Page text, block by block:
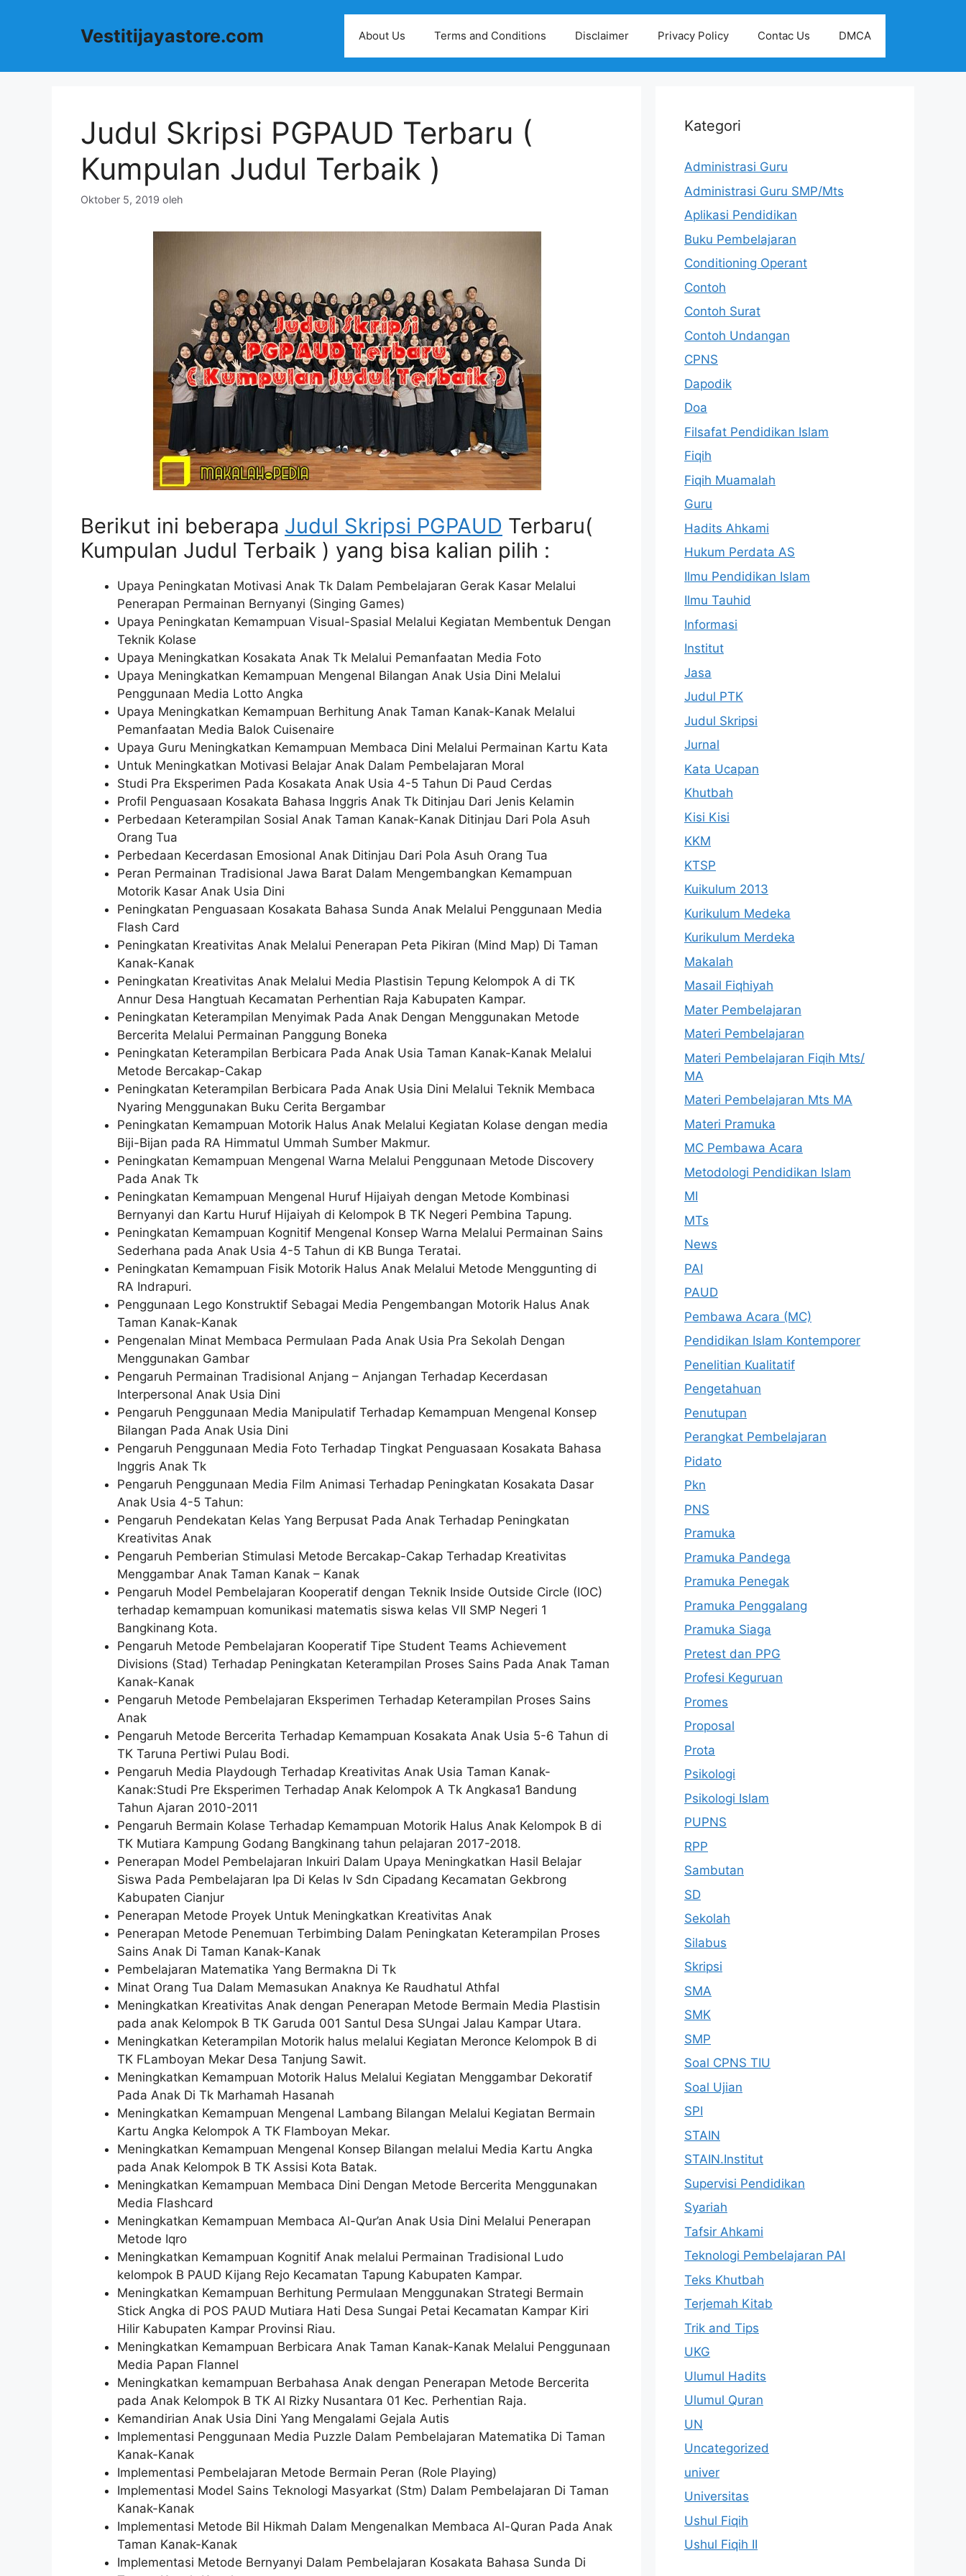
Vestitijayastore.com About Us Terms and Conditions Disclaimer Privacy Policy Contac Us DMCA
Judul Skripsi PGPAUD Terbaru (
Kumpulan Judul Terbaik )
Oktober 5, 2019 oleh
Berikut ini beberapa Judul Skripsi PGPAUD Terbaru(
Kumpulan Judul Terbaik ) yang bisa kalian pilih :
Upaya Peningkatan Motivasi Anak Tk Dalam Pembelajaran Gerak Kasar Melalui
Penerapan Permainan Bernyanyi (Singing Games)
Upaya Peningkatan Kemampuan Visual-Spasial Melalui Kegiatan Membentuk Dengan
Teknik Kolase
Upaya Meningkatkan Kosakata Anak Tk Melalui Pemanfaatan Media Foto
Upaya Meningkatkan Kemampuan Mengenal Bilangan Anak Usia Dini Melalui
Penggunaan Media Lotto Angka
Upaya Meningkatkan Kemampuan Berhitung Anak Taman Kanak-Kanak Melalui
Pemanfaatan Media Balok Cuisenaire
Upaya Guru Meningkatkan Kemampuan Membaca Dini Melalui Permainan Kartu Kata
Untuk Meningkatkan Motivasi Belajar Anak Dalam Pembelajaran Moral
Studi Pra Eksperimen Pada Kosakata Anak Usia 4-5 Tahun Di Paud Cerdas
Profil Penguasaan Kosakata Bahasa Inggris Anak Tk Ditinjau Dari Jenis Kelamin
Perbedaan Keterampilan Sosial Anak Taman Kanak-Kanak Ditinjau Dari Pola Asuh
Orang Tua
Perbedaan Kecerdasan Emosional Anak Ditinjau Dari Pola Asuh Orang Tua
Peran Permainan Tradisional Jawa Barat Dalam Mengembangkan Kemampuan
Motorik Kasar Anak Usia Dini
Peningkatan Penguasaan Kosakata Bahasa Sunda Anak Melalui Penggunaan Media
Flash Card
Peningkatan Kreativitas Anak Melalui Penerapan Peta Pikiran (Mind Map) Di Taman
Kanak-Kanak
Peningkatan Kreativitas Anak Melalui Media Plastisin Tepung Kelompok A di TK
Annur Desa Hangtuah Kecamatan Perhentian Raja Kabupaten Kampar.
Peningkatan Keterampilan Menyimak Pada Anak Dengan Menggunakan Metode
Bercerita Melalui Permainan Panggung Boneka
Peningkatan Keterampilan Berbicara Pada Anak Usia Taman Kanak-Kanak Melalui
Metode Bercakap-Cakap
Peningkatan Keterampilan Berbicara Pada Anak Usia Dini Melalui Teknik Membaca
Nyaring Menggunakan Buku Cerita Bergambar
Peningkatan Kemampuan Motorik Halus Anak Melalui Kegiatan Kolase dengan media
Biji-Bijan pada RA Himmatul Ummah Sumber Makmur.
Peningkatan Kemampuan Mengenal Warna Melalui Penggunaan Metode Discovery
Pada Anak Tk
Peningkatan Kemampuan Mengenal Huruf Hijaiyah dengan Metode Kombinasi
Bernyanyi dan Kartu Huruf Hijaiyah di Kelompok B TK Negeri Pembina Tapung.
Peningkatan Kemampuan Kognitif Mengenal Konsep Warna Melalui Permainan Sains
Sederhana pada Anak Usia 4-5 Tahun di KB Bunga Teratai.
Peningkatan Kemampuan Fisik Motorik Halus Anak Melalui Metode Menggunting di
RA Indrapuri.
Penggunaan Lego Konstruktif Sebagai Media Pengembangan Motorik Halus Anak
Taman Kanak-Kanak
Pengenalan Minat Membaca Permulaan Pada Anak Usia Pra Sekolah Dengan
Menggunakan Gambar
Pengaruh Permainan Tradisional Anjang – Anjangan Terhadap Kecerdasan
Interpersonal Anak Usia Dini
Pengaruh Penggunaan Media Manipulatif Terhadap Kemampuan Mengenal Konsep
Bilangan Pada Anak Usia Dini
Pengaruh Penggunaan Media Foto Terhadap Tingkat Penguasaan Kosakata Bahasa
Inggris Anak Tk
Pengaruh Penggunaan Media Film Animasi Terhadap Peningkatan Kosakata Dasar
Anak Usia 4-5 Tahun:
Pengaruh Pendekatan Kelas Yang Berpusat Pada Anak Terhadap Peningkatan
Kreativitas Anak
Pengaruh Pemberian Stimulasi Metode Bercakap-Cakap Terhadap Kreativitas
Menggambar Anak Taman Kanak – Kanak
Pengaruh Model Pembelajaran Kooperatif dengan Teknik Inside Outside Circle (IOC)
terhadap kemampuan komunikasi matematis siswa kelas VII SMP Negeri 1
Bangkinang Kota.
Pengaruh Metode Pembelajaran Kooperatif Tipe Student Teams Achievement
Divisions (Stad) Terhadap Peningkatan Keterampilan Proses Sains Pada Anak Taman
Kanak-Kanak
Pengaruh Metode Pembelajaran Eksperimen Terhadap Keterampilan Proses Sains
Anak
Pengaruh Metode Bercerita Terhadap Kemampuan Kosakata Anak Usia 5-6 Tahun di
TK Taruna Pertiwi Pulau Bodi.
Pengaruh Media Playdough Terhadap Kreativitas Anak Usia Taman Kanak-
Kanak:Studi Pre Eksperimen Terhadap Anak Kelompok A Tk Angkasa1 Bandung
Tahun Ajaran 2010-2011
Pengaruh Bermain Kolase Terhadap Kemampuan Motorik Halus Anak Kelompok B di
TK Mutiara Kampung Godang Bangkinang tahun pelajaran 2017-2018.
Penerapan Model Pembelajaran Inkuiri Dalam Upaya Meningkatkan Hasil Belajar
Siswa Pada Pembelajaran Ipa Di Kelas Iv Sdn Cipadang Kecamatan Gekbrong
Kabupaten Cianjur
Penerapan Metode Proyek Untuk Meningkatkan Kreativitas Anak
Penerapan Metode Penemuan Terbimbing Dalam Peningkatan Keterampilan Proses
Sains Anak Di Taman Kanak-Kanak
Pembelajaran Matematika Yang Bermakna Di Tk
Minat Orang Tua Dalam Memasukan Anaknya Ke Raudhatul Athfal
Meningkatkan Kreativitas Anak dengan Penerapan Metode Bermain Media Plastisin
pada anak Kelompok B TK Garuda 001 Santul Desa SUngai Jalau Kampar Utara.
Meningkatkan Keterampilan Motorik halus melalui Kegiatan Meronce Kelompok B di
TK FLamboyan Mekar Desa Tanjung Sawit.
Meningkatkan Kemampuan Motorik Halus Melalui Kegiatan Menggambar Dekoratif
Pada Anak Di Tk Marhamah Hasanah
Meningkatkan Kemampuan Mengenal Lambang Bilangan Melalui Kegiatan Bermain
Kartu Angka Kelompok A TK Flamboyan Mekar.
Meningkatkan Kemampuan Mengenal Konsep Bilangan melalui Media Kartu Angka
pada Anak Kelompok B TK Assisi Kota Batak.
Meningkatkan Kemampuan Membaca Dini Dengan Metode Bercerita Menggunakan
Media Flashcard
Meningkatkan Kemampuan Membaca Al-Qur’an Anak Usia Dini Melalui Penerapan
Metode Iqro
Meningkatkan Kemampuan Kognitif Anak melalui Permainan Tradisional Ludo
kelompok B PAUD Kijang Rejo Kecamatan Tapung Kabupaten Kampar.
Meningkatkan Kemampuan Berhitung Permulaan Menggunakan Strategi Bermain
Stick Angka di POS PAUD Mutiara Hati Desa Sungai Petai Kecamatan Kampar Kiri
Hilir Kabupaten Kampar Provinsi Riau.
Meningkatkan Kemampuan Berbicara Anak Taman Kanak-Kanak Melalui Penggunaan
Media Papan Flannel
Meningkatkan kemampuan Berbahasa Anak dengan Penerapan Metode Bercerita
pada Anak Kelompok B TK Al Rizky Nusantara 01 Kec. Perhentian Raja.
Kemandirian Anak Usia Dini Yang Mengalami Gejala Autis
Implementasi Penggunaan Media Puzzle Dalam Pembelajaran Matematika Di Taman
Kanak-Kanak
Implementasi Pembelajaran Metode Bermain Peran (Role Playing)
Implementasi Model Sains Teknologi Masyarkat (Stm) Dalam Pembelajaran Di Taman
Kanak-Kanak
Implementasi Metode Bil Hikmah Dalam Mengenalkan Membaca Al-Quran Pada Anak
Taman Kanak-Kanak
Implementasi Metode Bernyanyi Dalam Pembelajaran Kosakata Bahasa Sunda Di
Kategori
Administrasi Guru
Administrasi Guru SMP/Mts
Aplikasi Pendidikan
Buku Pembelajaran
Conditioning Operant
Contoh
Contoh Surat
Contoh Undangan
CPNS
Dapodik
Doa
Filsafat Pendidikan Islam
Fiqih
Fiqih Muamalah
Guru
Hadits Ahkami
Hukum Perdata AS
Ilmu Pendidikan Islam
Ilmu Tauhid
Informasi
Institut
Jasa
Judul PTK
Judul Skripsi
Jurnal
Kata Ucapan
Khutbah
Kisi Kisi
KKM
KTSP
Kuikulum 2013
Kurikulum Medeka
Kurikulum Merdeka
Makalah
Masail Fiqhiyah
Mater Pembelajaran
Materi Pembelajaran
Materi Pembelajaran Fiqih Mts/
MA
Materi Pembelajaran Mts MA
Materi Pramuka
MC Pembawa Acara
Metodologi Pendidikan Islam
MI
MTs
News
PAI
PAUD
Pembawa Acara (MC)
Pendidikan Islam Kontemporer
Penelitian Kualitatif
Pengetahuan
Penutupan
Perangkat Pembelajaran
Pidato
Pkn
PNS
Pramuka
Pramuka Pandega
Pramuka Penegak
Pramuka Penggalang
Pramuka Siaga
Pretest dan PPG
Profesi Keguruan
Promes
Proposal
Prota
Psikologi
Psikologi Islam
PUPNS
RPP
Sambutan
SD
Sekolah
Silabus
Skripsi
SMA
SMK
SMP
Soal CPNS TIU
Soal Ujian
SPI
STAIN
STAIN.Institut
Supervisi Pendidikan
Syariah
Tafsir Ahkami
Teknologi Pembelajaran PAI
Teks Khutbah
Terjemah Kitab
Trik and Tips
UKG
Ulumul Hadits
Ulumul Quran
UN
Uncategorized
univer
Universitas
Ushul Fiqih
Ushul Fiqih II